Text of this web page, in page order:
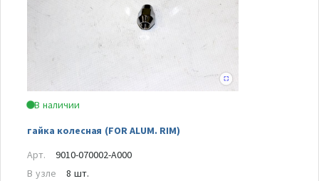
В наличии
гайка колесная (FOR ALUM. RIM)
Арт.
9010-070002-A000
В узле
8 шт.